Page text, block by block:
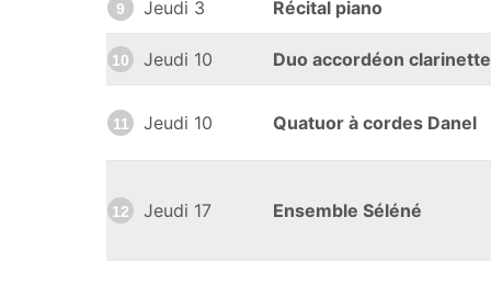
9 Jeudi 3 Récital piano
10 Jeudi 10 Duo accordéon clarinette
11 Jeudi 10 Quatuor à cordes Danel
12 Jeudi 17 Ensemble Séléné